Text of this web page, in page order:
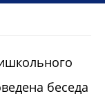
беседа